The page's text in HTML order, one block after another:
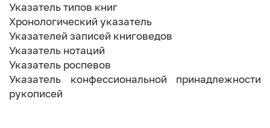
Указатель типов книг
Хронологический указатель
Указателей записей книговедов
Указатель нотаций
Указатель роспевов
Указатель конфессиональной принадлежности
рукописей